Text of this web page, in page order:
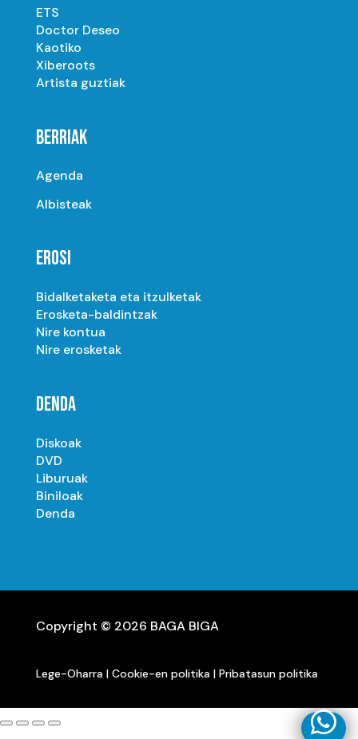
ETS
Doctor Deseo
Kaotiko
Xiberoots
Artista guztiak
BERRIAK
Agenda
Albisteak
EROSI
Bidalketaketa eta itzulketak
Erosketa-baldintzak
Nire kontua
Nire erosketak
DENDA
Diskoak
DVD
Liburuak
Biniloak
Denda
Copyright © 2026 BAGA BIGA
Lege-Oharra | Cookie-en politika | Pribatasun politika
